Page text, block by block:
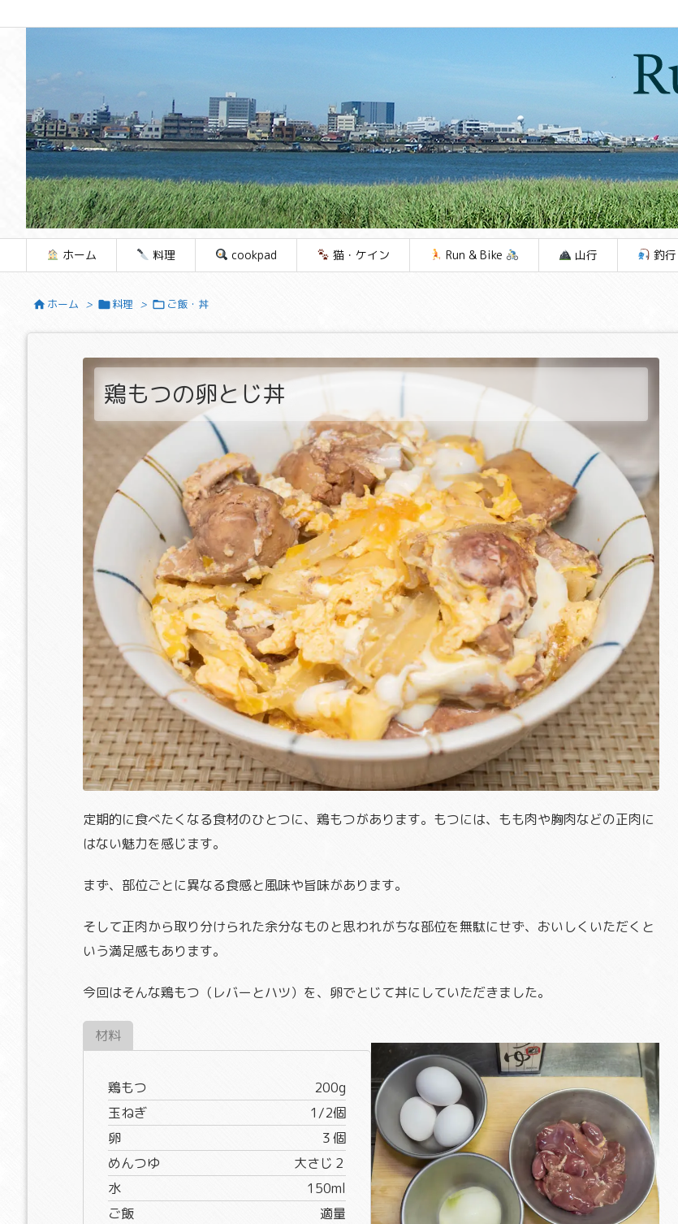
ホーム 料理 cookpad 猫・ケイン Run & Bike 山行 釣行
 ホーム > 料理 >  ご飯・丼
鶏もつの卵とじ丼
定期的に食べたくなる食材のひとつに、鶏もつがあります。もつには、もも肉や胸肉などの正肉に
はない魅力を感じます。
まず、部位ごとに異なる食感と風味や旨味があります。
そして正肉から取り分けられた余分なものと思われがちな部位を無駄にせず、おいしくいただくと
いう満足感もあります。
今回はそんな鶏もつ（レバーとハツ）を、卵でとじて丼にしていただきました。
材料
鶏もつ
200g
玉ねぎ
1/2個
卵
３個
めんつゆ
大さじ２
水
150ml
ご飯
適量
明太子とカニカマのチャ
ーハン
辛ラーメン粉末スープの
チャーハン
鶏手羽先と玉ねぎの無水
カレー
鶏肉玉ねぎニンジンの圧
力鍋無水カレー